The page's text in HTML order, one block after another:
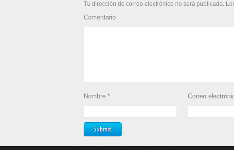
Tu dirección de correo electrónico no será publicada.
Comentario
Nombre * Correo